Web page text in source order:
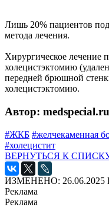
Лишь 20% пациентов
метода лечения.
Хирургическое лечение
холецистэктомию
передней брюшной
холецистэктомию.
Автор: medspecial.ru
#ЖКБ #желчекаменная
#холецистит
ВЕРНУТЬСЯ К
ИЗМЕНЕНО: 26.06.2025
Реклама
Реклама